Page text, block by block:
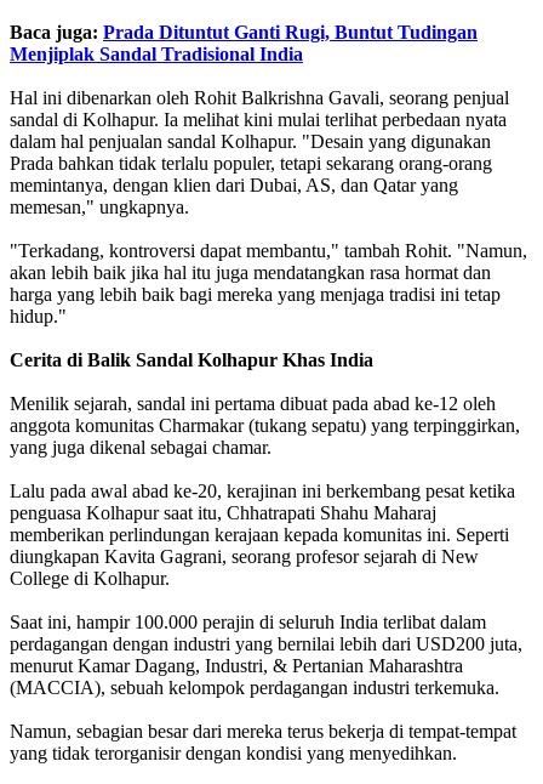
Baca juga: Prada Dituntut Ganti Rugi, Buntut Tudingan
Menjiplak Sandal Tradisional India
Hal ini dibenarkan oleh Rohit Balkrishna Gavali, seorang penjual
sandal di Kolhapur. Ia melihat kini mulai terlihat perbedaan nyata
dalam hal penjualan sandal Kolhapur. "Desain yang digunakan
Prada bahkan tidak terlalu populer, tetapi sekarang orang-orang
memintanya, dengan klien dari Dubai, AS, dan Qatar yang
memesan," ungkapnya.
"Terkadang, kontroversi dapat membantu," tambah Rohit. "Namun,
akan lebih baik jika hal itu juga mendatangkan rasa hormat dan
harga yang lebih baik bagi mereka yang menjaga tradisi ini tetap
hidup."
Cerita di Balik Sandal Kolhapur Khas India
Menilik sejarah, sandal ini pertama dibuat pada abad ke-12 oleh
anggota komunitas Charmakar (tukang sepatu) yang terpinggirkan,
yang juga dikenal sebagai chamar.
Lalu pada awal abad ke-20, kerajinan ini berkembang pesat ketika
penguasa Kolhapur saat itu, Chhatrapati Shahu Maharaj
memberikan perlindungan kerajaan kepada komunitas ini. Seperti
diungkapan Kavita Gagrani, seorang profesor sejarah di New
College di Kolhapur.
Saat ini, hampir 100.000 perajin di seluruh India terlibat dalam
perdagangan dengan industri yang bernilai lebih dari USD200 juta,
menurut Kamar Dagang, Industri, & Pertanian Maharashtra
(MACCIA), sebuah kelompok perdagangan industri terkemuka.
Namun, sebagian besar dari mereka terus bekerja di tempat-tempat
yang tidak terorganisir dengan kondisi yang menyedihkan.